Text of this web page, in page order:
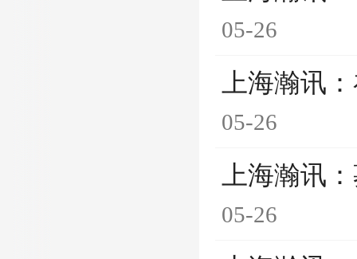
05-26
上海瀚讯
05-26
上海瀚讯
05-26